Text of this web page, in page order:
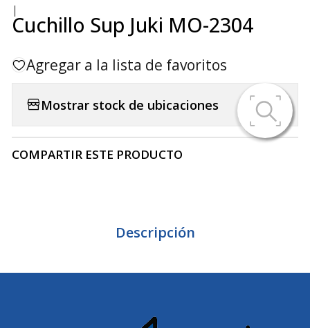
|
Cuchillo Sup Juki MO-2304
Agregar a la lista de favoritos
Mostrar stock de ubicaciones
COMPARTIR ESTE PRODUCTO
Descripción